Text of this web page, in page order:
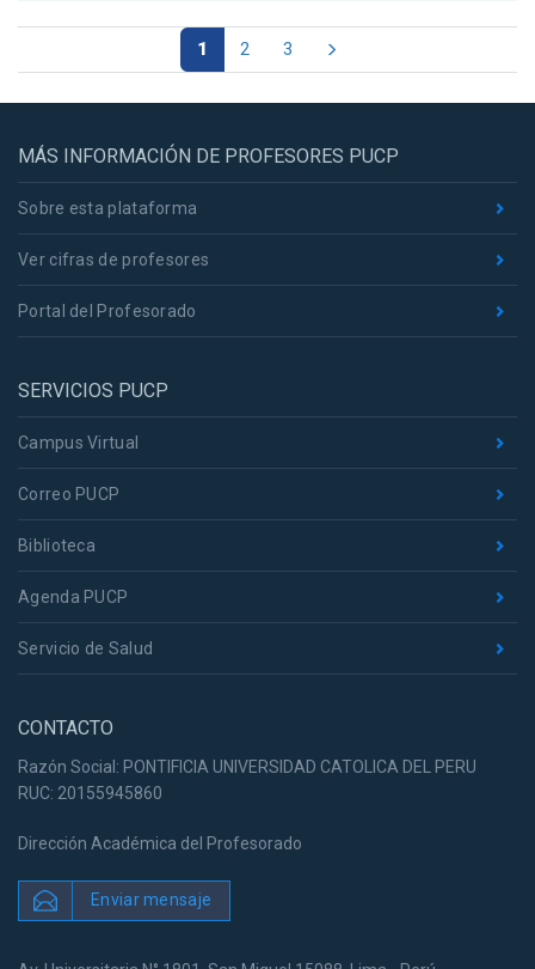
1 2 3
MÁS INFORMACIÓN DE PROFESORES PUCP
Sobre esta plataforma
Ver cifras de profesores
Portal del Profesorado
SERVICIOS PUCP
Campus Virtual
Correo PUCP
Biblioteca
Agenda PUCP
Servicio de Salud
CONTACTO
Razón Social: PONTIFICIA UNIVERSIDAD CATOLICA DEL PERU
RUC: 20155945860
Dirección Académica del Profesorado
Enviar mensaje